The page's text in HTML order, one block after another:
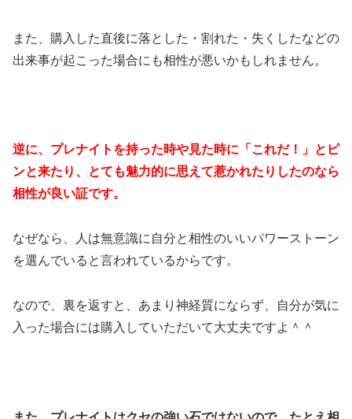
また、購入した直後に落とした・割れた・失くしたなどの
出来事が起こった場合にも相性が悪いかもしれません。
逆に、プレナイトを持った時や見た時に「これだ！」とピ
ンと来たり、とても魅力的に思えて惹かれたりしたのなら
相性が良い証です。
なぜなら、人は無意識に自分と相性のいいパワーストーン
を選んでいると言われているからです。
なので、裏を返すと、あまり神経質にならず、自分が気に
入った場合には購入していただいて大丈夫ですよ＾＾